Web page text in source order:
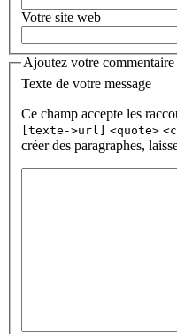
Votre site web
Ajoutez votre
Texte de votre message
Ce champ accepte les
[texte->url] <quote>
créer des paragraphes,